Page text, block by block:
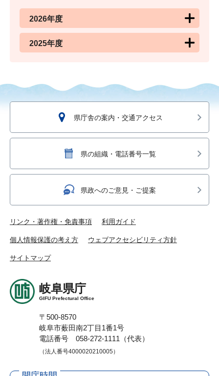
2026年度
2025年度
県庁舎の案内・交通アクセス
県の組織・電話番号一覧
県政へのご意見・ご提案
リンク・著作権・免責事項 利用ガイド
個人情報保護の考え方 ウェブアクセシビリティ方針
サイトマップ
岐阜県庁
GIFU Prefectural Office
〒500-8570
岐阜市薮田南2丁目1番1号
電話番号 058-272-1111（代表）
（法人番号4000020210005）